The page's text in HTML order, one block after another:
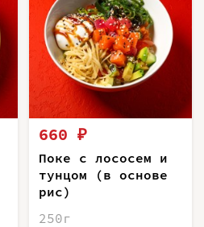
660 ₽
Поке с лососем и
тунцом (в основе
рис)
250г